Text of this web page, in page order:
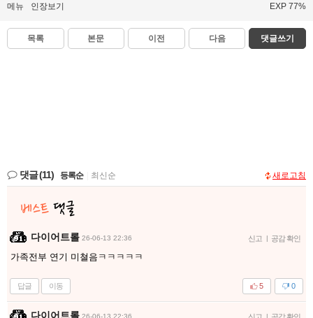
메뉴 인장보기 EXP 77%
목록 본문 이전 다음 댓글쓰기
댓글(11) 등록순 최신순 새로고침
다이어트롤 26-06-13 22:36 신고 | 공감 확인
가족전부 연기 미쳘음ㅋㅋㅋㅋㅋ
답글 이동 0
5
다이어트롤 26-06-13 22:36 |